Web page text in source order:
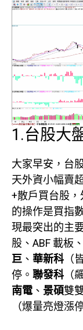
1.台股大
大家早安，台
天外資小幅賣
+散戶買台股
的操作是買指
現最突出的主
股、ABF 載板
巨 、 華新科 （
停。 聯發科 （
南電 、 景碩雙
（爆量亮燈漲